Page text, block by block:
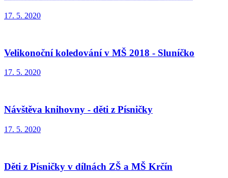
17. 5. 2020
Velikonoční koledování v MŠ 2018 - Sluníčko
17. 5. 2020
Návštěva knihovny - děti z Písničky
17. 5. 2020
Děti z Písničky v dílnách ZŠ a MŠ Krčín